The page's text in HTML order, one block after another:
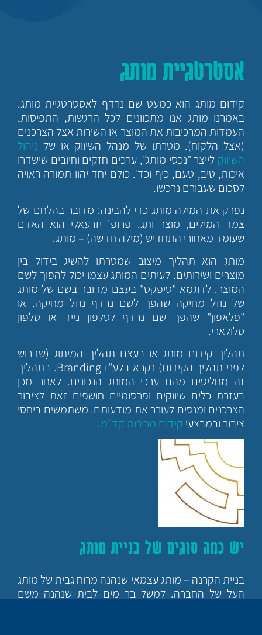
אסטרטגיית מותג
קידום מותג הוא כמעט שם נרדף לאסטרטגיית מותג.
באמרנו מותג אנו מתכוונים לכל הרגשות, התפיסות,
העמדות המרכיבות את המוצר או השירות אצל הצרכנים
(אצל הלקוח). מטרתו של מנהל השיווק או של ניהול
השיווק לייצר "נכסי מותג", ערכים חזקים וחיובים שישדרו
איכות, טיב, טעם, כיף וכד'. כולם יחד יהוו תמורה ראויה
לסכום שעבורם נרכשו.
נפרק את המילה מותג כדי להבינה: מדובר בהלחם של
צמד המילים, מוצר ותג. פרופ' יזרעאלי הוא האדם
שעומד מאחורי התחדיש (מילה חדשה) – מותג.
מותג הוא תהליך מיצוב שמטרתו להשיג בידול בין
מוצרים ושירותים. לעיתים המותג עצמו יכול להפוך לשם
המוצר. לדוגמא "טיפקס" בעצם מדובר בשם של מותג
של נוזל מחיקה שהפך לשם נרדף נוזל מחיקה. או
"פלאפון" שהפך שם נרדף לטלפון נייד או טלפון
סלולארי.
תהליך קידום מותג או בעצם תהליך המיתוג (שדרוש
לפני תהליך הקידום) נקרא בלע"ז Branding. בתהליך
זה מחליטים מהם ערכי המותג הנכונים. לאחר מכן
בעזרת כלים שיווקים ופרסומיים חושפים זאת לציבור
הצרכנים ומנסים לעורר את מודעותם. משתמשים ביחסי
ציבור ובמבצעי קידום מכירות קד"מ.
יש כמה סוגים של בניית מותג
בניית הקרנה – מותג עצמאי שנהנה מרוח גבית של מותג
העל של החברה. למשל בר מים לבית שנהנה משם